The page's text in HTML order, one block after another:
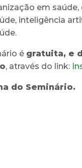
em saúde,
inteligência
é gratuita, e
, através do link:
do Seminário.